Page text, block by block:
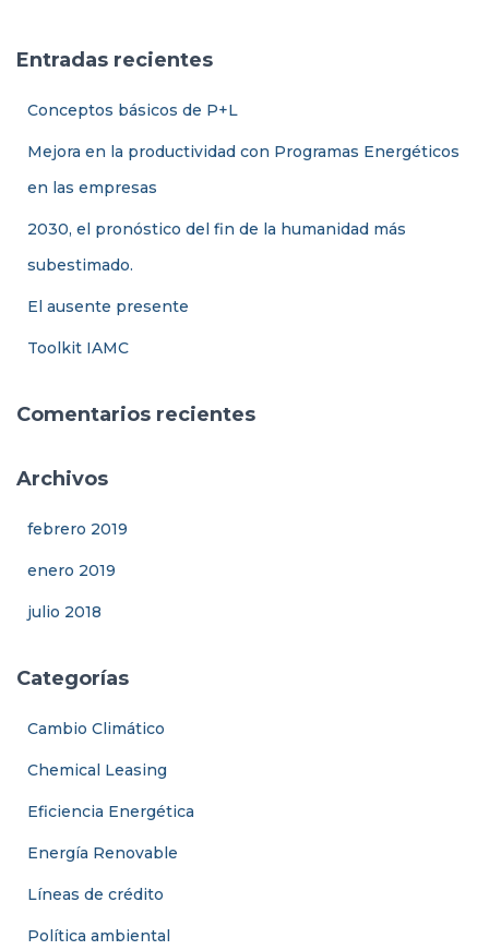
rEntradas recientes
Conceptos básicos de P+L
Mejora en la productividad con Programas Energéticos
en las empresas
2030, el pronóstico del fin de la humanidad más
subestimado.
El ausente presente
Toolkit IAMC
Comentarios recientes
Archivos
febrero 2019
enero 2019
julio 2018
Categorías
Cambio Climático
Chemical Leasing
Eficiencia Energética
Energía Renovable
Líneas de crédito
Política ambiental